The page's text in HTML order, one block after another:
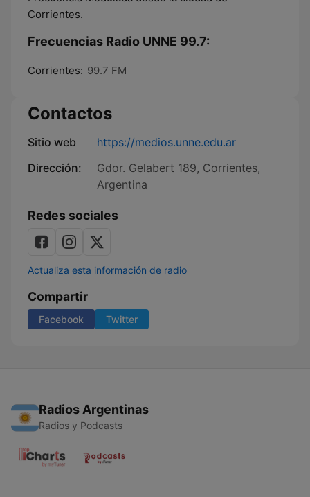
Corrientes.
Frecuencias Radio UNNE 99.7:
Corrientes: 99.7 FM
Contactos
Sitio web
https://medios.unne.edu.ar
Dirección:
Gdor. Gelabert 189, Corrientes,
Argentina
Redes sociales
Actualiza esta información de radio
Compartir
Facebook Twitter
Radios Argentinas
Radios y Podcasts